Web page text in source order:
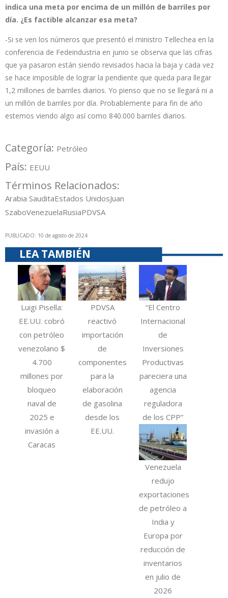
indica una meta por encima de un millón de barriles por
día. ¿Es factible alcanzar esa meta?
-Si se ven los números que presentó el ministro Tellechea en la
conferencia de Fedeindustria en junio se observa que las cifras
que ya pasaron están siendo revisados hacia la baja y cada vez
se hace imposible de lograr la pendiente que queda para llegar
1,2 millones de barriles diarios. Yo pienso que no se llegará ni a
un millón de barriles por día. Probablemente para fin de año
estemos viendo algo así como 840.000 barriles diarios.
Categoría: Petróleo
País: EEUU
Términos Relacionados:
Arabia SauditaEstados UnidosJuan
SzaboVenezuelaRusiaPDVSA
PUBLICADO: 10 de agosto de 2024
LEA TAMBIÉN
Luigi Pisella:
EE.UU. cobró
con petróleo
venezolano $
4.700
millones por
bloqueo
naval de
2025 e
invasión a
Caracas
PDVSA
reactivó
importación
de
componentes
para la
elaboración
de gasolina
desde los
EE.UU.
“El Centro
Internacional
de
Inversiones
Productivas
pareciera una
agencia
reguladora
de los CPP”
Venezuela
redujo
exportaciones
de petróleo a
India y
Europa por
reducción de
inventarios
en julio de
2026